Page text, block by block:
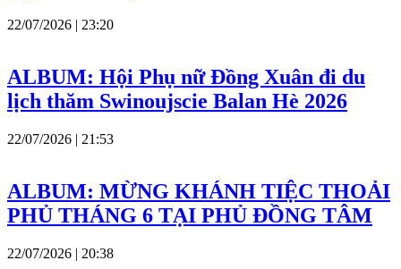
22/07/2026 | 23:20
ALBUM: Hội Phụ nữ Đồng Xuân đi du
lịch thăm Swinoujscie Balan Hè 2026
22/07/2026 | 21:53
ALBUM: MỪNG KHÁNH TIỆC THOẢI
PHỦ THÁNG 6 TẠI PHỦ ĐỒNG TÂM
22/07/2026 | 20:38